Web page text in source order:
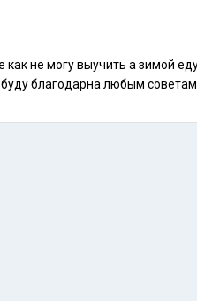
на зло в киеве не могу найти репетитора или курсы буду благодарна любым советам